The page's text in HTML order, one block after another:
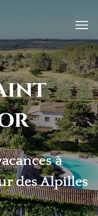
à
des Alpilles